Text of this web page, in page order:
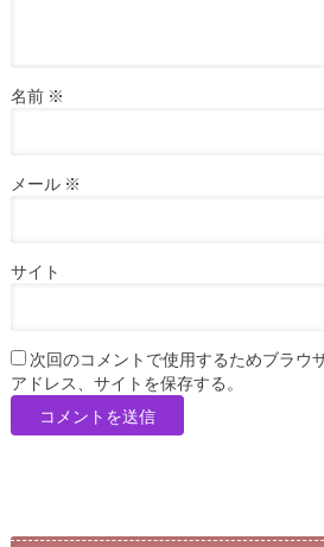
名前 ※
メール ※
サイト
次回のコメントで使用するためブラウ
アドレス、サイトを保存する。